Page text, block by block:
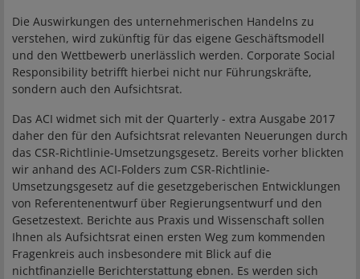
Die Auswirkungen des unternehmerischen Handelns zu
verstehen, wird zukünftig für das eigene Geschäftsmodell
und den Wettbewerb unerlässlich werden. Corporate Social
Responsibility betrifft hierbei nicht nur Führungskräfte,
sondern auch den Aufsichtsrat.
Das ACI widmet sich mit der Quarterly - extra Ausgabe 2017
daher den für den Aufsichtsrat relevanten Neuerungen durch
das CSR-Richtlinie-Umsetzungsgesetz. Bereits vorher blickten
wir anhand des ACI-Folders zum CSR-Richtlinie-
Umsetzungsgesetz auf die gesetzgeberischen Entwicklungen
von Referentenentwurf über Regierungsentwurf und den
Gesetzestext. Berichte aus Praxis und Wissenschaft sollen
Ihnen als Aufsichtsrat einen ersten Weg zum kommenden
Fragenkreis auch insbesondere mit Blick auf die
nichtfinanzielle Berichterstattung ebnen. Es werden sich